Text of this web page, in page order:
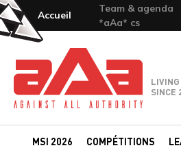
Accueil
Team & agenda
*aAa* cs
Team-aAa - against All authority
LIVING
SINCE
MSI 2026 COMPÉTITIONS